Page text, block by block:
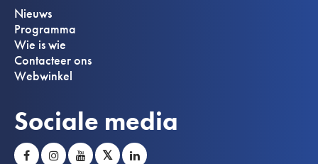
Nieuws
Programma
Wie is wie
Contacteer ons
Webwinkel
Sociale media
𝕏